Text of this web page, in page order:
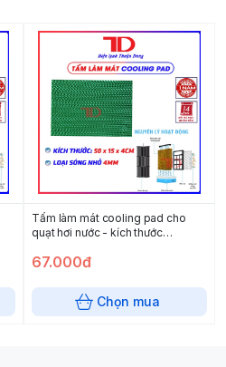
Tấm làm mát cooling pad cho
quạt hơi nước - kích thước
67.000đ
Chọn mua